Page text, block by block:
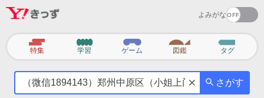
よみがな
カ
テ
特集 学習 ゲーム 図鑑 タグ
気
さがす